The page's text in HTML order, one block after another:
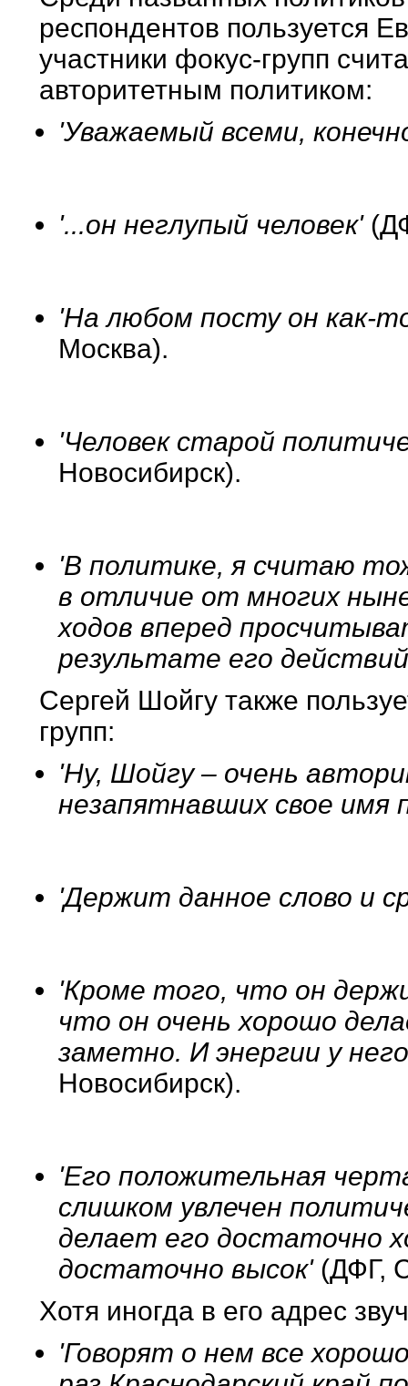
респондентов пользуется
участники фокус-групп
авторитетным политиком:
'Уважаемый всеми,
'...он неглупый человек'
'На любом посту он как-
Москва).
'Человек старой
Новосибирск).
'В политике, я считаю
в отличие от многих
ходов вперед
результате его
Сергей Шойгу также
групп:
'Ну, Шойгу – очень
незапятнавших свое имя
'Держит данное слово и
'Кроме того, что он
что он очень хорошо
заметно. И энергии у
Новосибирск).
'Его положительная
слишком увлечен
делает его достаточно
достаточно высок' (ДФГ,
Хотя иногда в его адрес
'Говорят о нем все